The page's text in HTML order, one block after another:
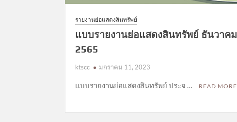
รายงานย่อแสดงสินทรัพย์
แบบรายงานย่อแสดงสินทรัพย์ ธันวาคม
2565
ktscc มกราคม 11, 2023
แบบรายงานย่อแสดงสินทรัพย์ ประจ … READ MORE